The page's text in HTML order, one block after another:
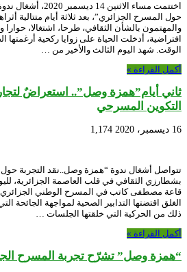
اختتمت مساء الاثنين
حول المسرح الجزائري”، بعد ثلاثة أيام متتالية
والمهتمون بالشأن الثقافي، طرحا، اشتغالا،
افتراضية، أدخلت الحياة على زوايا ركحية أرغمتها
الوقت. شهد اليوم الثالث والأخير من …
أكمل القراءة »
ثاني أيام”همزة وصل”.. استعراضٌ
التكوين المسرحي
16 ديسمبر، 2020 1,174
تتواصل أشغال ندوة “همزة وصل..نقد التجربة
بشطارزي الثقافي في قلب العاصمة الجزائرية،
قاعة مصطفى كاتب في المسرح الوطني
الغلق اقتضتها التدابير الصحية لمواجهة الجائحة
ذلك من الحركية التي خلقتها الجلسات …
أكمل القراءة »
“همزة وصل” تشرّح تجربة المسرح